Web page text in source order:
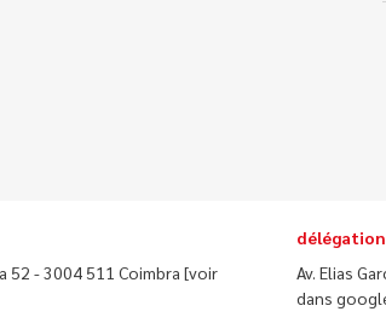
52 - 3004 511 Coimbra [voir
délégation
Av. Elias
dans